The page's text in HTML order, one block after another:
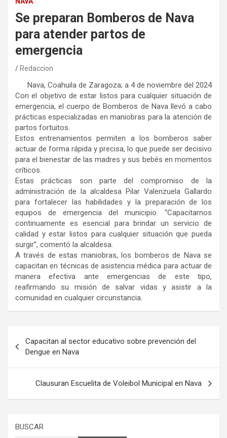
Se preparan Bomberos de Nava
para atender partos de
emergencia
Redaccion
Nava, Coahuila de Zaragoza; a 4 de noviembre del 2024
Con el objetivo de estar listos para cualquier situación de
emergencia, el cuerpo de Bomberos de Nava llevó a cabo
prácticas especializadas en maniobras para la atención de
partos fortuitos.
Estos entrenamientos permiten a los bomberos saber
actuar de forma rápida y precisa, lo que puede ser decisivo
para el bienestar de las madres y sus bebés en momentos
críticos.
Estas prácticas son parte del compromiso de la
administración de la alcaldesa Pilar Valenzuela Gallardo
para fortalecer las habilidades y la preparación de los
equipos de emergencia del municipio. “Capacitarnos
continuamente es esencial para brindar un servicio de
calidad y estar listos para cualquier situación que pueda
surgir”, comentó la alcaldesa.
A través de estas maniobras, los bomberos de Nava se
capacitan en técnicas de asistencia médica para actuar de
manera efectiva ante emergencias de este tipo,
reafirmando su misión de salvar vidas y asistir a la
comunidad en cualquier circunstancia.
de
entradas
Capacitan al sector educativo sobre prevención del
Dengue en Nava
Clausuran Escuelita de Voleibol Municipal en Nava
BUSCAR